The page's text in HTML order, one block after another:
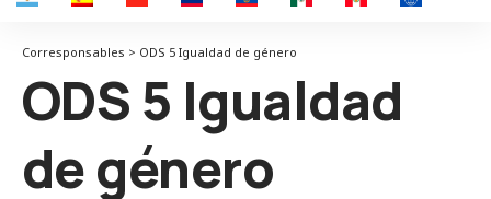
Corresponsables > ODS 5 Igualdad de género
ODS 5 Igualdad
de género